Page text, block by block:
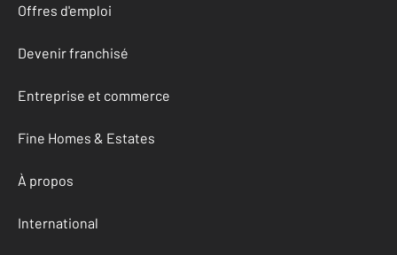
Offres d'emploi
Devenir franchisé
Entreprise et commerce
Fine Homes & Estates
À propos
International